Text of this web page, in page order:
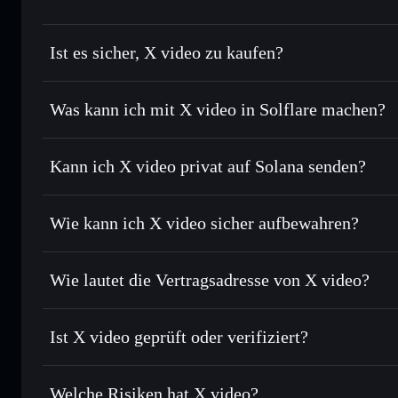
Ist es sicher, X video zu kaufen?
X video nicht verifiziert
Was kann ich mit X video in Solflare machen?
X video
Solflare-Wallet
Sofort tauschen– handle XVIDEO gegen SOL, USDC
Durchschnittskosteneffekt nutzen– Schritt für Schritt
Privat senden– übertrage XVIDEO, ohne Wallets
Privacy Aggregators
kontrollierst
Kann ich X video privat auf Solana senden?
Privacy
Wie kann ich X video sicher aufbewahren?
X video nicht
Privacy Aggregator
Wie lautet die Vertragsadresse von X video?
X video
Solflare-Wallet
Ist X video geprüft oder verifiziert?
X video derzeit nicht
Welche Risiken hat X video?